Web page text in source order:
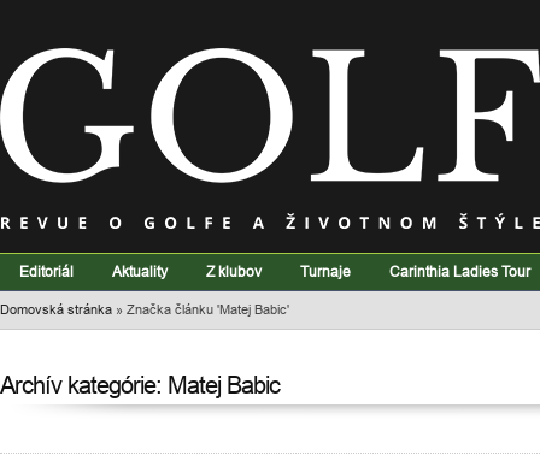
Editoriál Aktuality Z klubov Turnaje Carinthia Ladies Tour
Domovská stránka » Značka článku 'Matej Babic'
Archív kategórie: Matej Babic